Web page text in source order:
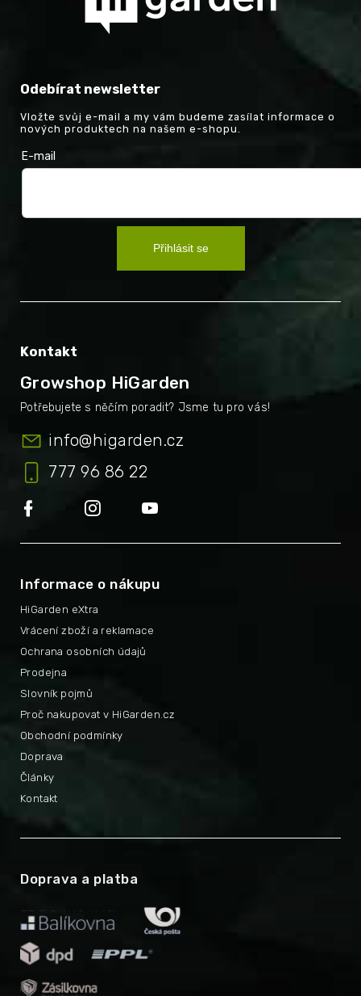
Odebírat newsletter
Vložte svůj e-mail a my vám budeme zasílat informace o
nových produktech na našem e-shopu.
E-mail
Přihlásit se
Kontakt
Growshop HiGarden
info@higarden.cz
777 96 86 22
Informace o nákupu
HiGarden eXtra
Proč nakupovat v HiGarden.cz
Vrácení zboží a reklamace
Obchodní podmínky
Ochrana osobních údajů
Doprava
Prodejna
Články
Slovník pojmů
Kontakt
Doprava a platba